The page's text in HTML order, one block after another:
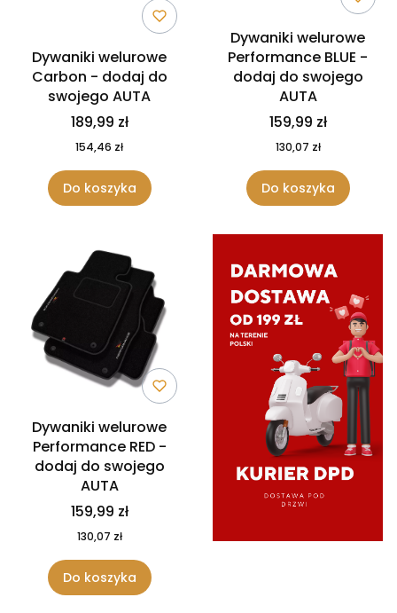
Dywaniki welurowe
Carbon - dodaj do
swojego AUTA
189,99 zł
154,46 zł
Do koszyka
Dywaniki welurowe
Performance BLUE -
dodaj do swojego
AUTA
159,99 zł
130,07 zł
Do koszyka
Dywaniki welurowe
Performance RED -
dodaj do swojego
AUTA
159,99 zł
130,07 zł
Do koszyka